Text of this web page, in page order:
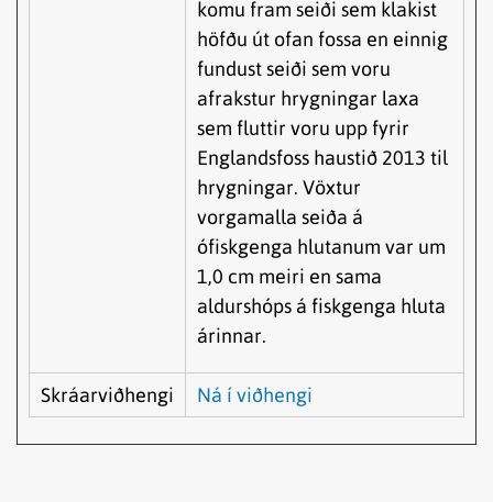
komu fram seiði sem klakist
höfðu út ofan fossa en einnig
fundust seiði sem voru
afrakstur hrygningar laxa
sem fluttir voru upp fyrir
Englandsfoss haustið 2013 til
hrygningar. Vöxtur
vorgamalla seiða á
ófiskgenga hlutanum var um
1,0 cm meiri en sama
aldurshóps á fiskgenga hluta
árinnar.
Skráarviðhengi Ná í viðhengi